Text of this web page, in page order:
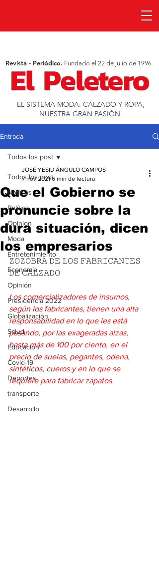
EL SISTEMA MODA: CALZADO Y ROPA,
NUESTRA GRAN PASIÓN.
Revista - Periódico. Fundado el 22 de julio de 1996
Entrada
Todos los post
Noticias
Política
Opinion
Moda
Entretenimiento
Economía
Opinión
Presidencia 2022
Globalización
Salud
Educación
Covid-19
Deportes
transporte
Desarrollo
Todos los post
Que el Gobierno se
pronuncie sobre la
dura situación, dicen
los empresarios
JOSÉ YESID ÁNGULO CAMPOS
7 nov 2021 6 min de lectura
𝚉𝙾𝚉𝙾𝙱𝚁𝙰 𝙳𝙴 𝙻𝙾𝚂 𝙵𝙰𝙱𝚁𝙸𝙲𝙰𝙽𝚃𝙴𝚂
𝙳𝙴 𝙲𝙰𝙻𝚉𝙰𝙳𝙾
Los comercializadores de insumos,
según los fabricantes, tienen una alta
responsabilidad en lo que les está
pasando, por las exageradas alzas,
hasta más de 100 por ciento, en el
precio de suelas, pegantes, odena,
sintéticos, cueros y en lo que se
requiere para fabricar zapatos